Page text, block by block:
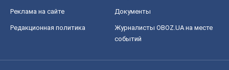
Реклама на сайте Документы
Редакционная политика
Журналисты OBOZ.UA на месте
событий